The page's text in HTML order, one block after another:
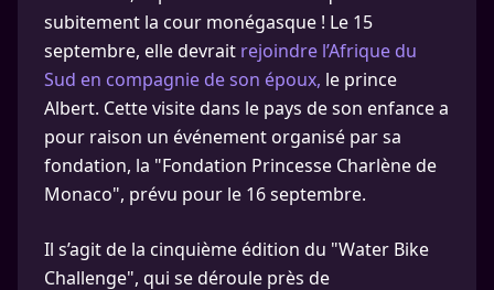
subitement la cour monégasque ! Le 15
septembre, elle devrait rejoindre l’Afrique du
Sud en compagnie de son époux, le prince
Albert. Cette visite dans le pays de son enfance a
pour raison un événement organisé par sa
fondation, la "Fondation Princesse Charlène de
Monaco", prévu pour le 16 septembre.
Il s’agit de la cinquième édition du "Water Bike
Challenge", qui se déroule près de